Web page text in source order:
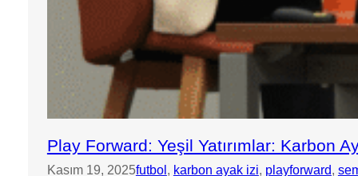
Play Forward: Yeşil Yatırımlar: Karbon
Kasım 19, 2025futbol, karbon ayak izi, playforward,